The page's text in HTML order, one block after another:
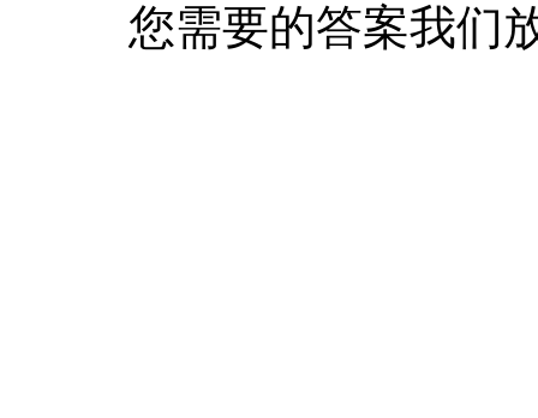
您需要的答案我们